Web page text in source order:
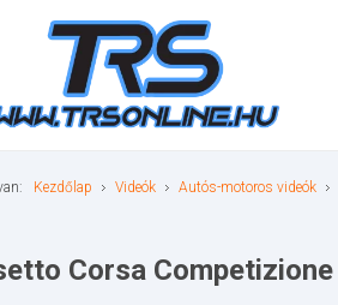
Kezdőlap Videók Autós-motoros videók
Corsa